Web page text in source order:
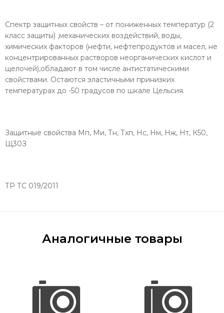
Спектр защитных свойств – от пониженных температур (2
класс защиты) ,механических воздействий, воды,
химических факторов (нефти, нефтепродуктов и масел, не
концентрированных растворов неорганических кислот и
щелочей),обладают в том числе антистатическими
свойствами. Остаются эластичными принизких
температурах до -50 градусов по шкале Цельсия.
Защитные свойства Мп, Ми, Тн, Тхп, Нс, Нм, Нж, Нт, К50,
Щ30З
ТР ТС 019/2011
Аналогичные товары